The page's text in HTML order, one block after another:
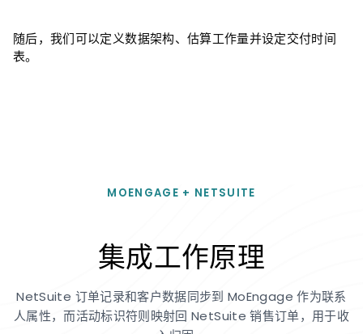
随后，我们可以定义数据架构、估算工作量并设定交付时间
表。
MOENGAGE + NETSUITE
集成工作原理
NetSuite 订单记录和客户数据同步到 MoEngage 作为联系
人属性，而活动标识符则映射回 NetSuite 销售订单，用于收